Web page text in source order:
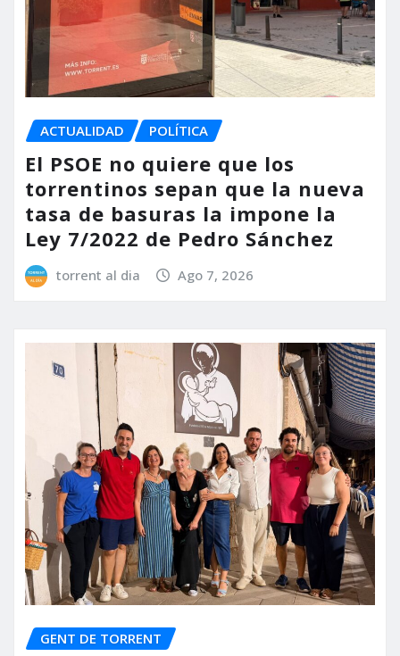
ACTUALIDAD POLÍTICA
El PSOE no quiere que los
torrentinos sepan que la nueva
tasa de basuras la impone la
Ley 7/2022 de Pedro Sánchez
torrent al dia Ago 7, 2026
GENT DE TORRENT